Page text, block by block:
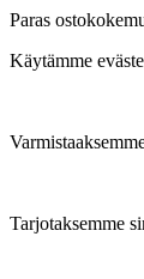
Paras
Käytämme
Tarjotaksemme